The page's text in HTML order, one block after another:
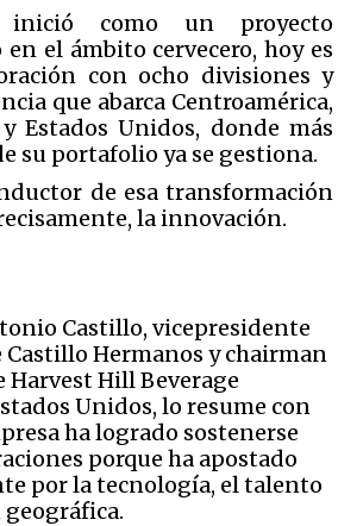
como un proyecto
el ámbito cervecero, hoy es
con ocho divisiones y
que abarca Centroamérica,
Estados Unidos, donde más
su portafolio ya se gestiona.
de esa transformación
la innovación.
Castillo, vicepresidente
Hermanos y chairman
Harvest Hill Beverage
Unidos, lo resume con
ha logrado sostenerse
porque ha apostado
por la tecnología, el talento